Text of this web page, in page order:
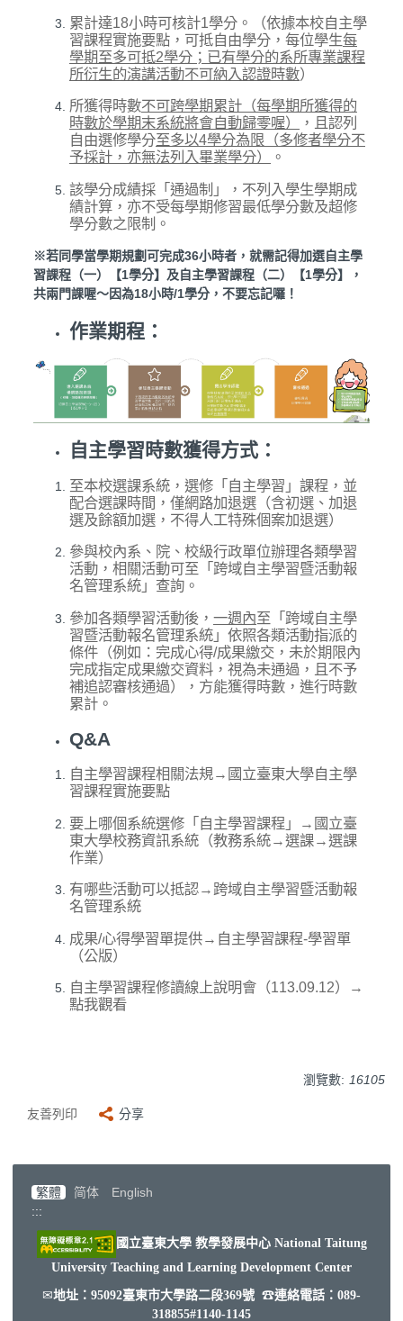
累計達18小時可核計1學分。（依據本校自主學
習課程實施要點，可抵自由學分，每位學生每
學期至多可抵2學分；已有學分的系所專業課程
所衍生的演講活動不可納入認證時數）
所獲得時數不可跨學期累計（每學期所獲得的
時數於學期末系統將會自動歸零喔）
，且認列
自由選修學分至多以4學分為限（多修者學分不
予採計，亦無法列入畢業學分）
。
該學分成績採「通過制」，不列入學生學期成
績計算，亦不受每學期修習最低學分數及超修
學分數之限制。
※若同學當學期規劃可完成36小時者，就需記得加選自主學
習課程（一）【1學分】及自主學習課程（二）【1學分】，
共兩門課喔～因為18小時/1學分，不要忘記囉！
作業期程：
自主學習時數獲得方式：
至本校選課系統，選修「自主學習」課程，並
配合選課時間，僅網路加退選（含初選、加退
選及餘額加選，不得人工特殊個案加退選）
參與校內系、院、校級行政單位辦理各類學習
活動，相關活動可至「跨域自主學習暨活動報
名管理系統」查詢。
參加各類學習活動後， 一週內至「跨域自主學
習暨活動報名管理系統」依照各類活動指派的
條件（例如：完成心得/成果繳交，未於期限內
完成指定成果繳交資料，視為未通過，且不予
補追認審核通過），方能獲得時數，進行時數
累計。
Q&A
自主學習課程相關法規→ 國立臺東大學自主學
習課程實施要點
要上哪個系統選修「自主學習課程」→ 國立臺
東大學校務資訊系統 （教務系統→選課→選課
作業）
有哪些活動可以抵認→ 跨域自主學習暨活動報
名管理系統
成果/心得學習單提供→ 自主學習課程-學習單
（公版）
自主學習課程修讀線上說明會（113.09.12）→
點我觀看
瀏覽數: 16105
友善列印 分享
繁體 简体
English
:::
國立臺東大學 教學發展中心 National Taitung
University Teaching and Learning Development Center
✉地址：95092臺東市大學路二段369號 ☎連絡電話：089-
318855#1140-1145